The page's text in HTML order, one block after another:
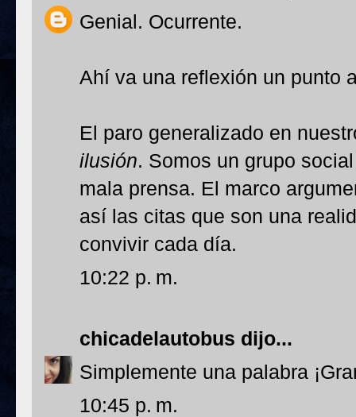
Genial. Ocurrente.
Ahí va una reflexión un punto
El paro generalizado en
ilusión. Somos un grupo
mala prensa. El marco
así las citas que son una
convivir cada día.
10:22 p. m.
chicadelautobus dijo...
Simplemente una palabra
10:45 p. m.